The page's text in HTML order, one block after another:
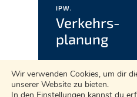
IPW.
Verkehrs­
planung
Wir verwenden Cookies, um dir
unserer Website zu bieten.